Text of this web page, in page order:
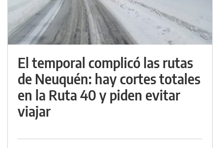
El temporal complicó las rutas
de Neuquén: hay cortes totales
en la Ruta 40 y piden evitar
viajar